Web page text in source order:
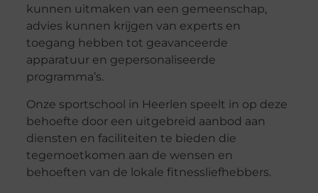
kunnen uitmaken van een gemeenschap,
advies kunnen krijgen van experts en
toegang hebben tot geavanceerde
apparatuur en gepersonaliseerde
programma’s.
Onze sportschool in Heerlen speelt in op deze
behoefte door een uitgebreid aanbod aan
diensten en faciliteiten te bieden die
tegemoetkomen aan de wensen en
behoeften van de lokale fitnessliefhebbers.